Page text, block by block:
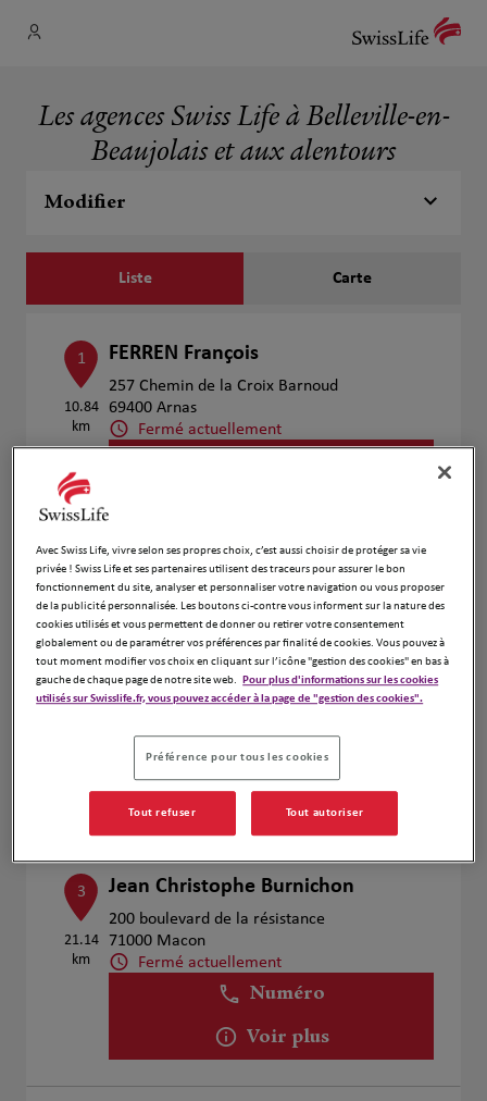
Les agences Swiss Life à Belleville-en-
Beaujolais et aux alentours
Modifier
Liste Carte
1
10.84
km
FERREN François
257 Chemin de la Croix Barnoud
69400 Arnas
Fermé actuellement
2
15 km
Fabrice CARRON-FOURT &
Stéphane VINCENT & Thibaut
GUILLON
596 C Boulevard Albert Camus
69400 Villefranche Sur Saone
Numéro
Voir plus
3
21.14
km
Jean Christophe Burnichon
200 boulevard de la résistance
71000 Macon
Fermé actuellement
Numéro
Voir plus
Avec Swiss Life, vivre selon ses propres choix, c’est aussi choisir de protéger sa vie
privée ! Swiss Life et ses partenaires utilisent des traceurs pour assurer le bon
fonctionnement du site, analyser et personnaliser votre navigation ou vous proposer
de la publicité personnalisée. Les boutons ci-contre vous informent sur la nature des
cookies utilisés et vous permettent de donner ou retirer votre consentement
globalement ou de paramétrer vos préférences par finalité de cookies. Vous pouvez à
tout moment modifier vos choix en cliquant sur l’icône "gestion des cookies" en bas à
gauche de chaque page de notre site web. Pour plus d'informations sur les cookies
utilisés sur Swisslife.fr, vous pouvez accéder à la page de "gestion des cookies".
Préférence pour tous les cookies
Tout refuser Tout autoriser